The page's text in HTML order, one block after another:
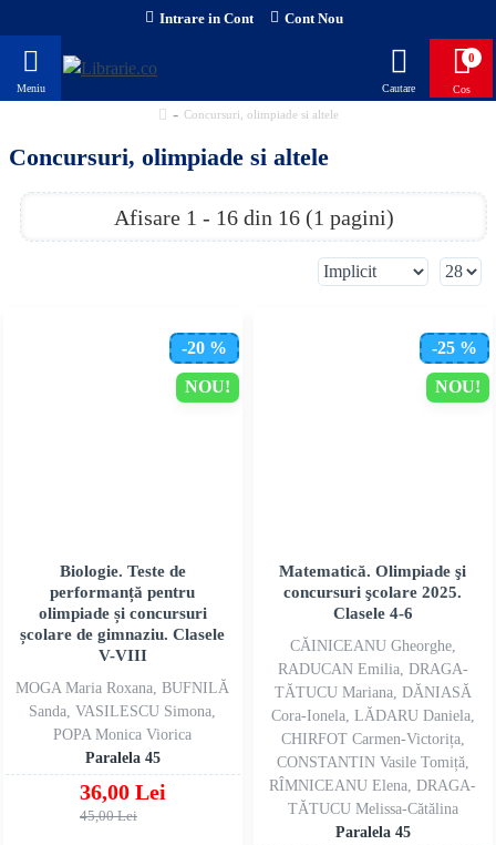
Intrare in Cont Cont Nou
0
Concursuri, olimpiade si altele
Concursuri, olimpiade si altele
Afisare 1 - 16 din 16 (1 pagini)
NOU!
-20 %
MOGA Maria Roxana, BUFNILĂ
Sanda, VASILESCU Simona,
POPA Monica Viorica
Paralela 45
Biologie. Teste de
performanță pentru
olimpiade și concursuri
școlare de gimnaziu. Clasele
V-VIII
36,00 Lei
45,00 Lei
NOU!
-25 %
CĂINICEANU Gheorghe,
RADUCAN Emilia, DRAGA-
TĂTUCU Mariana, DĂNIASĂ
Cora-Ionela, LĂDARU Daniela,
CHIRFOT Carmen-Victorița,
CONSTANTIN Vasile Tomiță,
RÎMNICEANU Elena, DRAGA-
TĂTUCU Melissa-Cătălina
Paralela 45
Matematică. Olimpiade şi
concursuri şcolare 2025.
Clasele 4-6